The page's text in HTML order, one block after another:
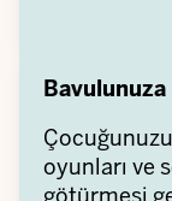
oyunları ve